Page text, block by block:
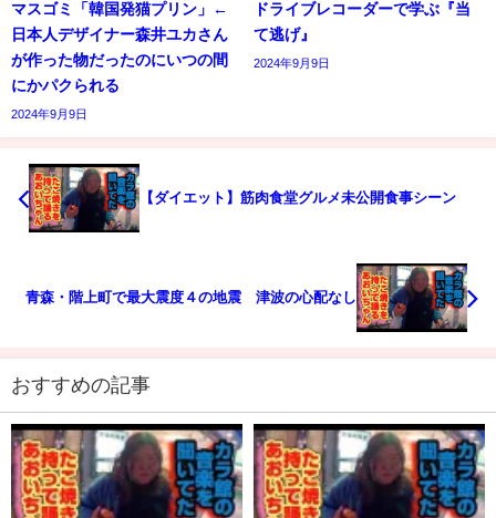
マスゴミ「韓国発猫プリン」←
日本人デザイナー森井ユカさん
が作った物だったのにいつの間
にかパクられる
2024年9月9日
ドライブレコーダーで学ぶ『当
て逃げ』
2024年9月9日
【ダイエット】筋肉食堂グルメ未公開食事シーン
青森・階上町で最大震度４の地震 津波の心配なし
おすすめの記事